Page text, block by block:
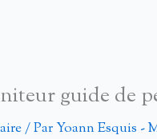
guide de
/ ParYoann Esquis -